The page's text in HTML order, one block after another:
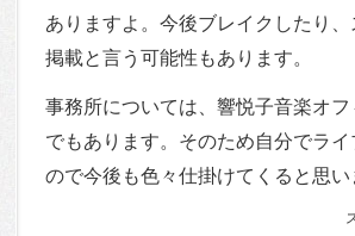
ありますよ。今後ブレイクしたり
掲載と言う可能性もあります。
事務所については、響悦子音楽オ
でもあります。そのため自分でラ
ので今後も色々仕掛けてくると思い